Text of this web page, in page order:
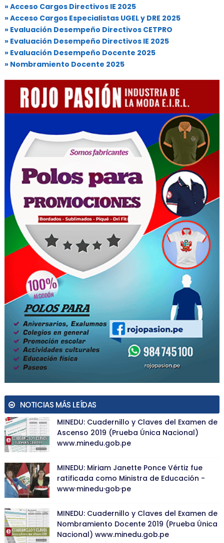
» Acceso Cargos Directivos IE 2025
» Acceso Cargos Especialistas UGEL y DRE 2025
» Evaluación Desempeño Directivos CETPRO
» Evaluación Desempeño Directivos IE 2025
» Evaluación Desempeño Docente 2025
» Nombramiento Docente 2025
NOTICIAS MÁS LEÍDAS
MINEDU: Cuadernillo y Claves del Examen de
Ascenso 2019 (Prueba Única Nacional)
www.minedu.gob.pe
MINEDU: Miriam Janette Ponce Vértiz fue
ratificada como Ministra de Educación -
www·minedu·gob·pe
MINEDU: Cuadernillo y Claves del Examen de
Nombramiento Docente 2019 (Prueba Única
Nacional) www.minedu.gob.pe